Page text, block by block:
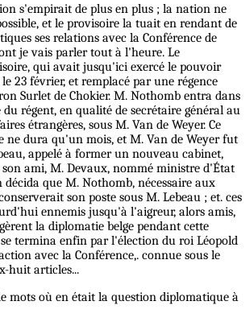
s'empirait de plus en plus ; la nation ne
et le provisoire la tuait en rendant de
ses relations avec la Conférence de
je vais parler tout à l'heure. Le
qui avait jusqu'ici exercé le pouvoir
23 février, et remplacé par une régence
Surlet de Chokier. M. Nothomb entra dans
régent, en qualité de secrétaire général au
étrangères, sous M. Van de Weyer. Ce
ne dura qu'un mois, et M. Van de Weyer fut
appelé à former un nouveau cabinet,
ami, M. Devaux, nommé ministre d'État
décida que M. Nothomb, nécessaire aux
son poste sous M. Lebeau ; et. ces
ennemis jusqu'à l'aigreur, alors amis,
la diplomatie belge pendant cette
termina enfin par l'élection du roi Léopold
avec la Conférence,. connue sous le
huit articles...
mots où en était la question diplomatique à